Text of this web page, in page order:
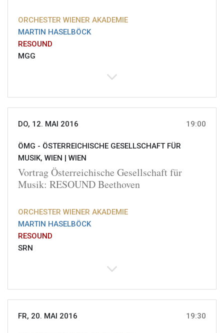
ORCHESTER WIENER AKADEMIE
MARTIN HASELBÖCK
RESOUND
MGG
DO, 12. MAI 2016 19:00
ÖMG - ÖSTERREICHISCHE GESELLSCHAFT FÜR
MUSIK, WIEN | WIEN
Vortrag Österreichische Gesellschaft für
Musik: RESOUND Beethoven
ORCHESTER WIENER AKADEMIE
MARTIN HASELBÖCK
RESOUND
SRN
FR, 20. MAI 2016 19:30